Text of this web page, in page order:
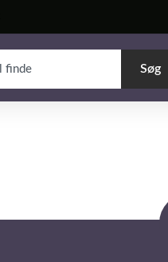
Søg